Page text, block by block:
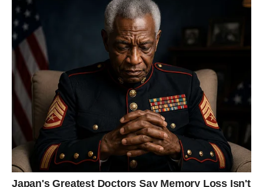
nego što želite priznati.
Poruka srca
Ne donosite odluke iz inata ili ponosa.
BIK
Emocije nisu nestale
Bikovi su među znakovima koji teško zaboravljaju kada
nekoga iskreno zavole.